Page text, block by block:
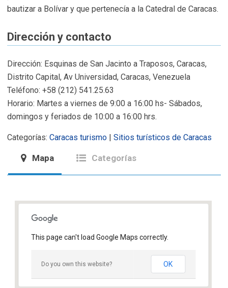
bautizar a Bolívar y que pertenecía a la Catedral de Caracas.
Dirección y contacto
Dirección: Esquinas de San Jacinto a Traposos, Caracas,
Distrito Capital, Av Universidad, Caracas, Venezuela
Teléfono: +58 (212) 541.25.63
Horario: Martes a viernes de 9:00 a 16:00 hs- Sábados,
domingos y feriados de 10:00 a 16:00 hrs.
Categorías: Caracas turismo Sitios turísticos de Caracas
Mapa Categorías
This page can't load Google Maps correctly.
Do you own this website? OK